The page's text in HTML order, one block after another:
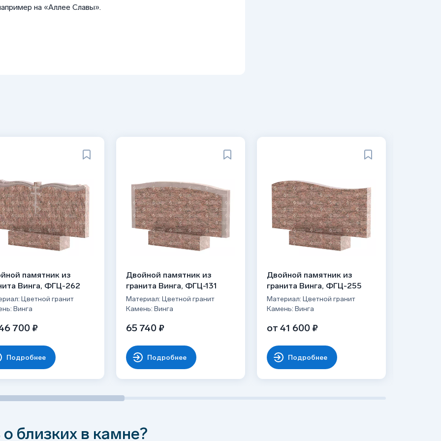
на «Аллее Славы».
участка, уборка надгробий, крестов,
и цементом, фиксация швеллерами;
фундамента по уровню для
— 3-7 дней.
из щебня, песчано-цементный слой;
с дренажным слоем;
вазоны).
памятник из
Винга, ФГЦ-262
Цветной гранит
Винга
700 ₽
Подробнее
Двойной памятник из
гранита Винга, ФГЦ-131
Материал: Цветной гранит
Камень: Винга
65 740 ₽
Подробнее
Двойной памятник из
гранита Винга, ФГЦ-255
Материал: Цветной гранит
Камень: Винга
от 41 600 ₽
Подробнее
близких в камне?